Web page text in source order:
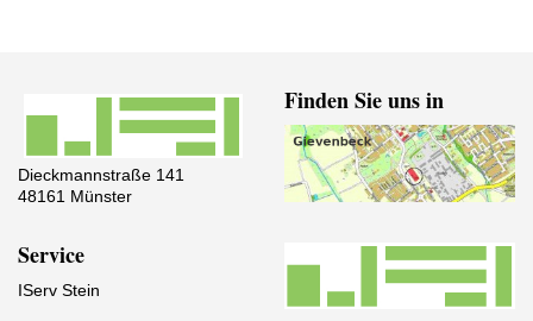
Dieckmannstraße 141
48161 Münster
Finden Sie uns in
Service
IServ Stein